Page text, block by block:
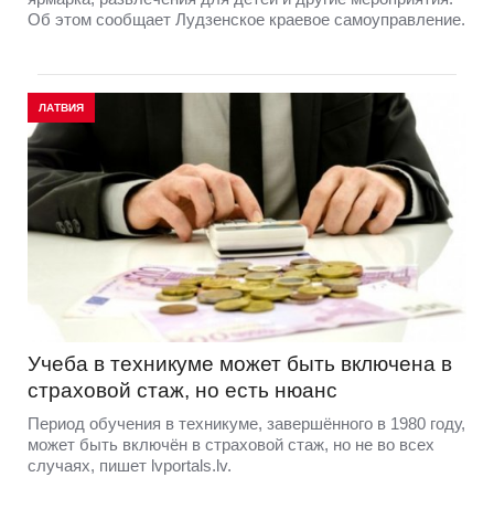
Об этом сообщает Лудзенское краевое самоуправление.
ЛАТВИЯ
Учеба в техникуме может быть включена в
страховой стаж, но есть нюанс
Период обучения в техникуме, завершённого в 1980 году,
может быть включён в страховой стаж, но не во всех
случаях, пишет lvportals.lv.